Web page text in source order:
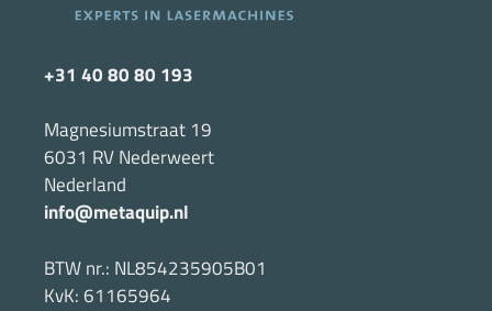
+31 40 80 80 193
Magnesiumstraat 19
6031 RV Nederweert
Nederland
info@metaquip.nl
BTW nr.: NL854235905B01
KvK: 61165964